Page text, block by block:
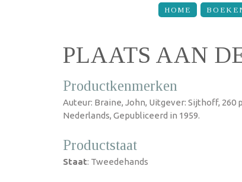
HOME
PLAATS AAN
Productkenmerken
Auteur: Braine, John, Uitgever: Sijthoff, 260
Nederlands, Gepubliceerd in 1959.
Productstaat
Staat: Tweedehands